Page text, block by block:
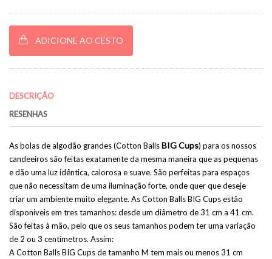
ADICIONE AO CESTO
DESCRIÇÃO
RESENHAS
As bolas de algodão grandes (Cotton BallsBIG Cups) para os nossos
candeeiros são feitas exatamente da mesma maneira que as pequenas
e dão uma luz idêntica, calorosa e suave. São perfeitas para espaços
que não necessitam de uma iluminação forte, onde quer que deseje
criar um ambiente muito elegante. As Cotton Balls BIG Cups estão
disponíveis em tres tamanhos: desde um diâmetro de 31 cm a 41 cm.
São feitas à mão, pelo que os seus tamanhos podem ter uma variação
de 2 ou 3 centímetros. Assim:
A Cotton Balls BIG Cups de tamanho M tem mais ou menos 31 cm